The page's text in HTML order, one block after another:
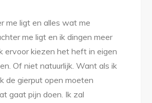
me ligt en alles wat me
me ligt en ik dingen meer
ervoor kiezen het heft in eigen
Of niet natuurlijk. Want als ik
de gierput open moeten
gaat pijn doen. Ik zal